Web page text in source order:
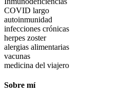
COVID largo
autoinmunidad
infecciones crónicas
herpes zoster
alergias alimentarias
vacunas
medicina del viajero
Sobre mí